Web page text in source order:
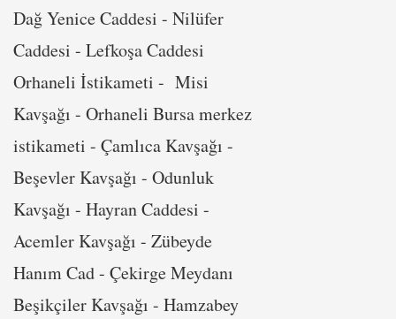
Dağ Yenice Caddesi - Nilüfer
Caddesi - Lefkoşa Caddesi
Orhaneli İstikameti - Misi
Kavşağı - Orhaneli Bursa merkez
istikameti - Çamlıca Kavşağı -
Beşevler Kavşağı - Odunluk
Kavşağı - Hayran Caddesi -
Acemler Kavşağı - Zübeyde
Hanım Cad - Çekirge Meydanı
Beşikçiler Kavşağı - Hamzabey